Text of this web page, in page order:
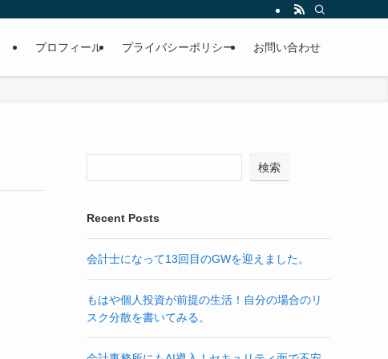
プロフィール プライバシーポリシー お問い合わせ
検索
Recent Posts
会計士になって13回目のGWを迎えました。
もはや個人投資が前提の生活！自分の場合のリ
スク分散を書いてみる。